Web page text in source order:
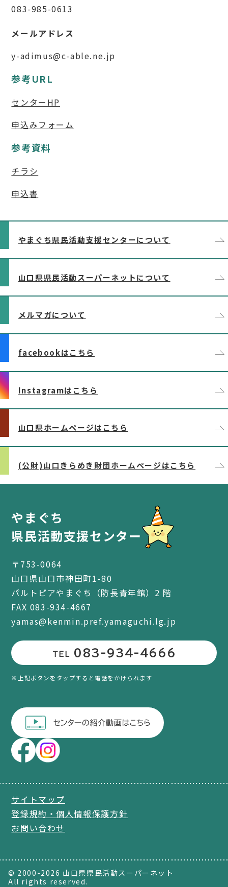
やまぐち県民活動支援センターについて
山口県県民活動スーパーネットについて
メルマガについて
facebookはこちら
Instagramはこちら
山口県ホームページはこちら
(公財)山口きらめき財団ホームページはこちら
やまぐち
県民活動支援センター
〒753-0064
山口県山口市神田町1-80
パルトピアやまぐち（防長青年館）2 階
FAX 083-934-4667
yamas@kenmin.pref.yamaguchi.lg.jp
TEL 083-934-4666
※上記ボタンをタップすると電話をかけられます
サイトマップ
登録規約・個人情報保護方針
お問い合わせ
© 2000-2026 山口県県民活動スーパーネット
All rights reserved.